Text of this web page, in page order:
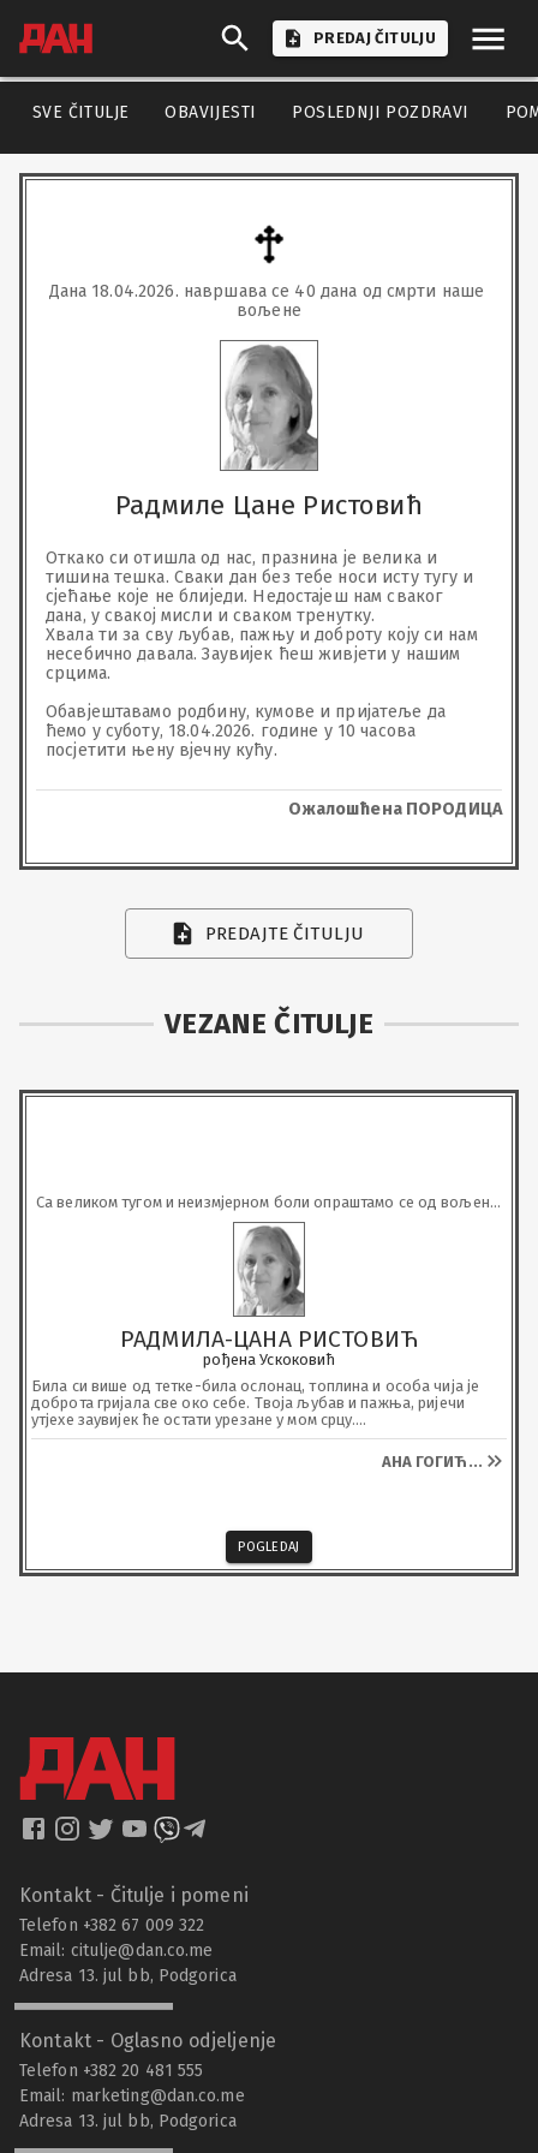
PREDAJ ČITULJU
SVE ČITULJE OBAVIJESTI POSLEDNJI POZDRAVI
Дана 18.04.2026. навршава се 40 дана од смрти наше
вољене
Радмиле Цане Ристовић
Откако си отишла од нас, празнина је велика и
тишина тешка. Сваки дан без тебе носи исту тугу и
сјећање које не блиједи. Недостајеш нам сваког
дана, у свакој мисли и сваком тренутку.
Хвала ти за сву љубав, пажњу и доброту коју си нам
несебично давала. Заувијек ћеш живјети у нашим
срцима.
Обавјештавамо родбину, кумове и пријатеље да
ћемо у суботу, 18.04.2026. године у 10 часова
посјетити њену вјечну кућу.
Ожалошћена ПОРОДИЦА
PREDAJTE ČITULJU
VEZANE ČITULJE
Са великом тугом и неизмјерном боли опраштамо се од вољене
тетке
РАДМИЛА-ЦАНА РИСТОВИЋ
рођена Ускоковић
Била си више од тетке-била ослонац, топлина и особа чија је
доброта гријала све око себе. Твоја љубав и пажња, ријечи
утјехе заувијек ће остати урезане у мом срцу.
Хвала ти за све загрљаје.
АНА ГОГИЋ ...
POGLEDAJ
Kontakt - Čitulje i pomeni
Telefon +382 67 009 322
Email: citulje@dan.co.me
Adresa 13. jul bb, Podgorica
Kontakt - Oglasno odjeljenje
Telefon +382 20 481 555
Email: marketing@dan.co.me
Adresa 13. jul bb, Podgorica